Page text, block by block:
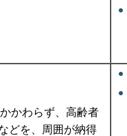
かわらず、高齢者
どを、周囲が納得